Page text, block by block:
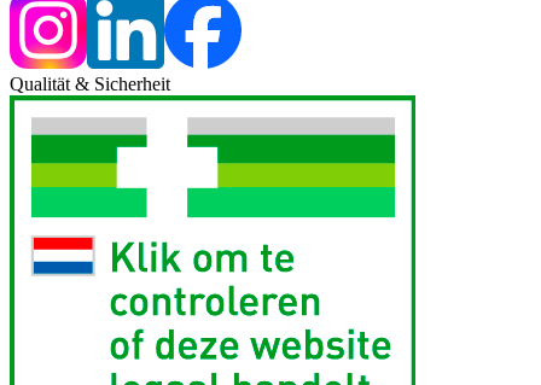
Qualität & Sicherheit